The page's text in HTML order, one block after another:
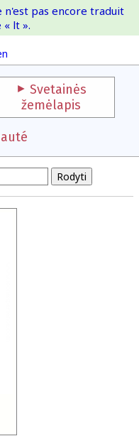
IOI
pas encore traduit
« lt ».
Svetainės
žemėlapis